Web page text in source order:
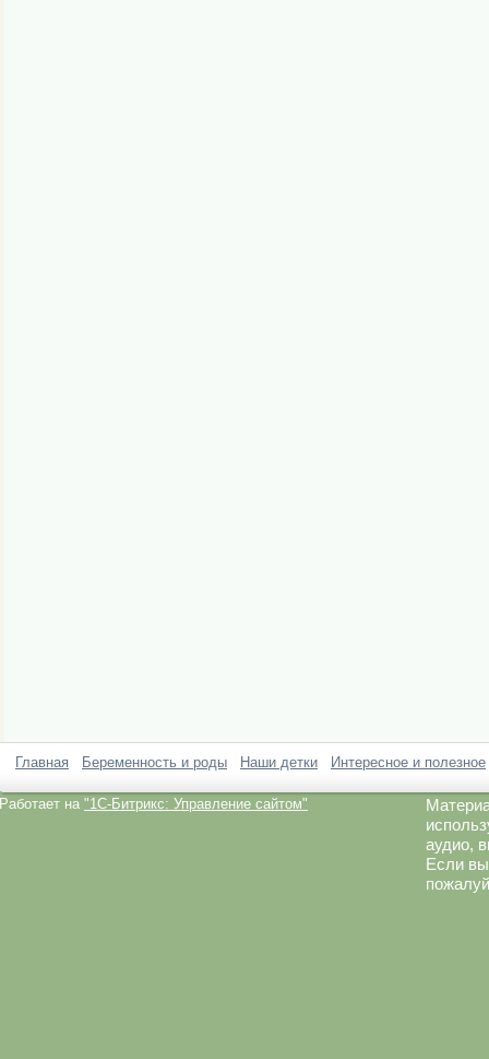
Главная Беременность и роды Наши детки Интересное и полезное
Работает на "1C-Битрикс: Управление сайтом"
аудио,
Если вы